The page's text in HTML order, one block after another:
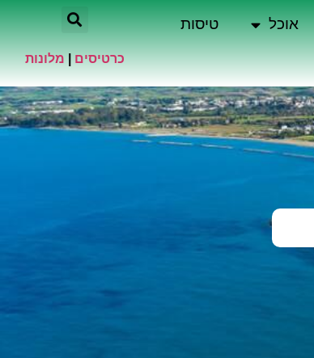
אוכל טיסות
כרטיסים מלונות